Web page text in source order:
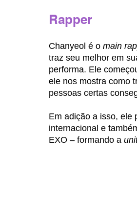
Rapper
Chanyeol é o main
traz seu melhor em
performa. Ele
ele nos mostra como
pessoas certas
Em adição a isso, ele
internacional e
EXO – formando a